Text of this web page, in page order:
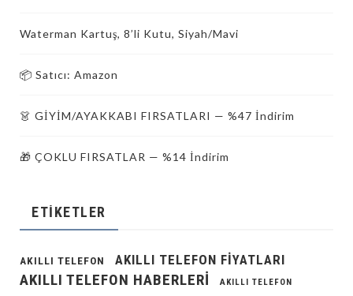
Waterman Kartuş, 8’li Kutu, Siyah/Mavi
📦 Satıcı: Amazon
👗 GİYİM/AYAKKABI FIRSATLARI — %47 İndirim
🎁 ÇOKLU FIRSATLAR — %14 İndirim
ETIKETLER
AKILLI TELEFON AKILLI TELEFON FIYATLARI
AKILLI TELEFON HABERLERI AKILLI TELEFON